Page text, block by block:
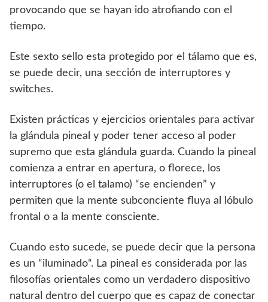
provocando que se hayan ido atrofiando con el
tiempo.
Este sexto sello esta protegido por el tálamo que es,
se puede decir, una sección de interruptores y
switches.
Existen prácticas y ejercicios orientales para activar
la glándula pineal y poder tener acceso al poder
supremo que esta glándula guarda. Cuando la pineal
comienza a entrar en apertura, o florece, los
interruptores (o el talamo) “se encienden” y
permiten que la mente subconciente fluya al lóbulo
frontal o a la mente consciente.
Cuando esto sucede, se puede decir que la persona
es un “iluminado“. La pineal es considerada por las
filosofías orientales como un verdadero dispositivo
natural dentro del cuerpo que es capaz de conectar